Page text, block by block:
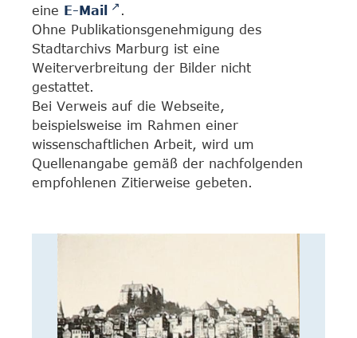
eine E-Mail
.
Ohne Publikationsgenehmigung des
Stadtarchivs Marburg ist eine
Weiterverbreitung der Bilder nicht
gestattet.
Bei Verweis auf die Webseite,
beispielsweise im Rahmen einer
wissenschaftlichen Arbeit, wird um
Quellenangabe gemäß der nachfolgenden
empfohlenen Zitierweise gebeten.